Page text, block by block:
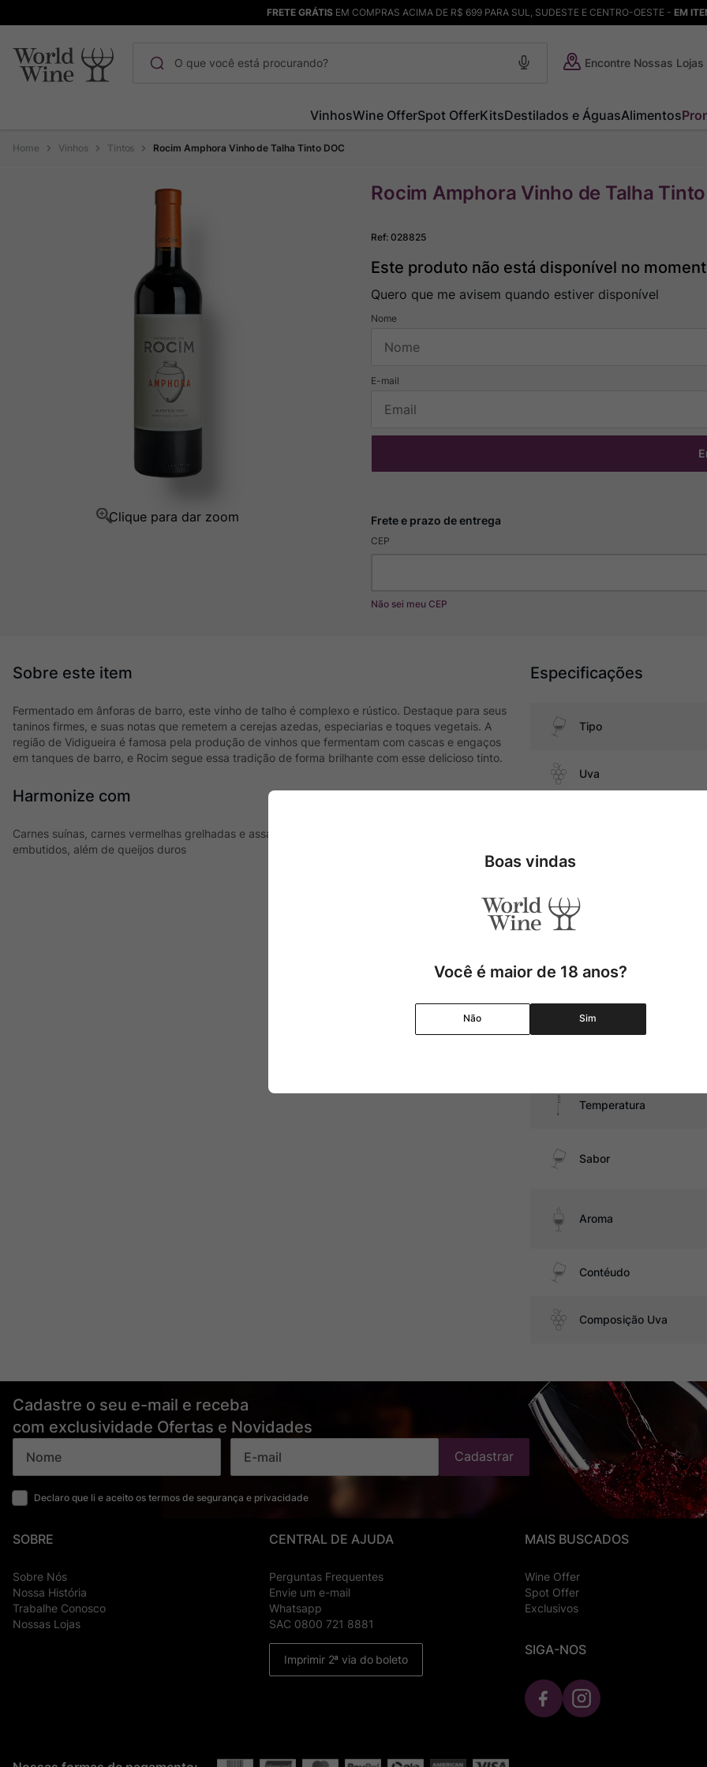
FRETE GRÁTISEM COMPRAS ACIMA DE R$ 699 PARA SUL, SUDESTE E CENTRO-OESTE - EM
Encontre Nossas Lojas
VinhosWine OfferSpot OfferKitsDestilados e ÁguasAlimentos
Vinhos Tintos Rocim Amphora Vinho de Talha Tinto DOC
Rocim Amphora Vinho de Talha
Ref:028825
Este produto não está disponível no
Quero que me avisem quando estiver disponível
CEP
Não sei meu CEP
Fermentado em ânforas de barro, este vinho de talho é complexo e rústico. Destaque para seus
taninos firmes, e suas notas que remetem a cerejas azedas, especiarias e toques vegetais. A
região de Vidigueira é famosa pela produção de vinhos que fermentam com cascas e engaços
em tanques de barro, e Rocim segue essa tradição de forma brilhante com esse delicioso tinto.
Harmonize com
Carnes suínas, carnes vermelhas grelhadas e assadas, massas com molhos de tomate,
embutidos, além de queijos duros
Especificações
Tipo
Uva
Temperatura
Sabor
Aroma
Contéudo
Composição Uva
Cadastre o seu e-mail e receba
com exclusividade Ofertas e Novidades
Declaro que li e aceito os termos de segurança e privacidade
Cadastrar
SOBRE
Sobre Nós
Nossa História
Trabalhe Conosco
Nossas Lojas
CENTRAL DE AJUDA
Perguntas Frequentes
Envie um e-mail
Whatsapp
SAC 0800 721 8881
Imprimir 2ª via do boleto
MAIS BUSCADOS
Wine Offer
Spot Offer
Exclusivos
SIGA-NOS
1º Maçanita
Bodega Garzon
Boas vindas
Você é maior de 18 anos?
Não Sim